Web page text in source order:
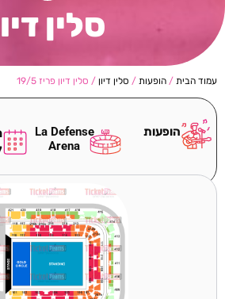
סלין
עמוד הבית / הופעות / סלין דיון / סלין דיון פריז 19/5
הופעות
La Defense
Arena